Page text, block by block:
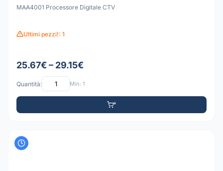
MAA4001 Processore Digitale CTV
Ultimi pezzi!: 1
25.67€ – 29.15€
Quantità: Min: 1